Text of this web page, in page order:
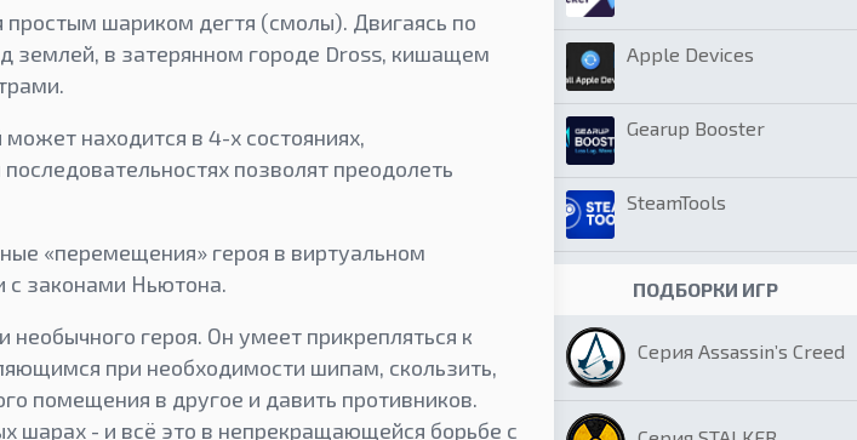
простым шариком дегтя (смолы). Двигаясь по
землей, в затерянном городе Dross, кишащем
находится в 4-х состояниях,
позволят преодолеть
«перемещения» героя в виртуальном
с законами Ньютона.
героя. Он умеет прикрепляться к
при необходимости шипам, скользить,
помещения в другое и давить противников.
шарах - и всё это в непрекращающейся борьбе с
Apple Devices
Gearup Booster
SteamTools
ПОДБОРКИ ИГР
Серия Assassin’s Creed